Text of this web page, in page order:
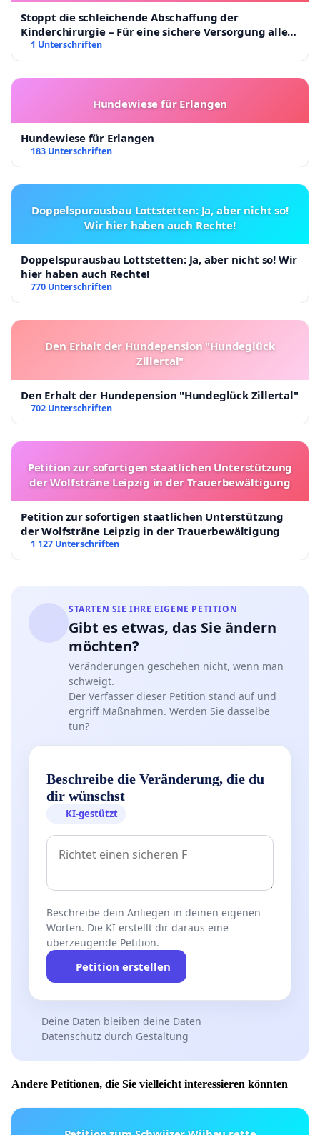
Wiese die als Überflutungsgebiet dient...?!?
Weil der Inhaber der Wiese der nicht dort wohnt
Bitte helft uns mit dieser Petition und wir können
weiter die Region mit geilen Burgern versorgen -
euer BURGERINO TEAM
Stoppt die schleichende Abschaffung der
Kinderchirurgie – Für eine sichere Versorgung aller
Kinder in Deutschland
1 Unterschriften
Hundewiese für Erlangen
Hundewiese für Erlangen
183 Unterschriften
Doppelspurausbau Lottstetten: Ja, aber nicht so!
Wir hier haben auch Rechte!
Doppelspurausbau Lottstetten: Ja, aber nicht so! Wir
hier haben auch Rechte!
770 Unterschriften
Den Erhalt der Hundepension "Hundeglück
Zillertal"
Den Erhalt der Hundepension "Hundeglück Zillertal"
702 Unterschriften
Petition zur sofortigen staatlichen Unterstützung
der Wolfsträne Leipzig in der Trauerbewältigung
Petition zur sofortigen staatlichen Unterstützung
der Wolfsträne Leipzig in der Trauerbewältigung
1 127 Unterschriften
STARTEN SIE IHRE EIGENE PETITION
Gibt es etwas, das Sie ändern
möchten?
Veränderungen geschehen nicht, wenn man
schweigt.
Der Verfasser dieser Petition stand auf und
ergriff Maßnahmen. Werden Sie dasselbe
tun?
Beschreibe die Veränderung, die du
dir wünschst
KI-gestützt
Beschreibe dein Anliegen in deinen eigenen
Worten. Die KI erstellt dir daraus eine
überzeugende Petition.
Petition erstellen
Deine Daten bleiben deine Daten
Datenschutz durch Gestaltung
Andere Petitionen, die Sie vielleicht interessieren könnten